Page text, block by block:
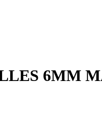
6MM